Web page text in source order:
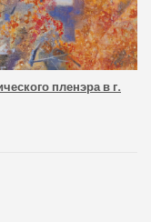
пленэра в г.